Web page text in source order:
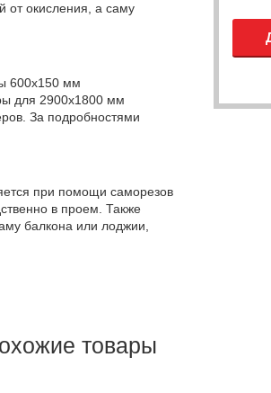
окисления, а саму
600х150 мм
для 2900х1800 мм
За подробностями
при помощи саморезов
в проем. Также
балкона или лоджии,
товары